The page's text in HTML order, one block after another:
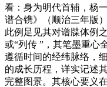
看：身为明代首辅，杨
谱合镌》（顺治三年版
此例足见其对谱牒体例
或“列传 ”，其笔墨重心
遵循时间的经纬脉络，
的成长历程，详实记述
完整图景。其核心要义